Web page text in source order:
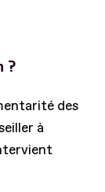
?
des
à